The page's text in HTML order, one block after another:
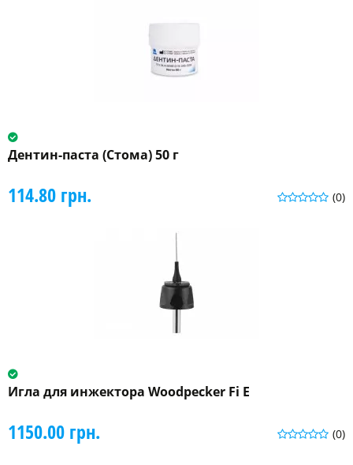
Дентин-паста (Стома) 50 г
(0)
114.80 грн.
Игла для инжектора Woodpecker Fi E
(0)
1150.00 грн.